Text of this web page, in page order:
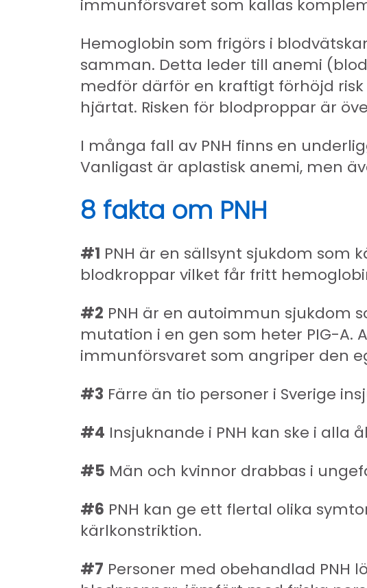
immunförsvaret som kallas
Hemoglobin som frigörs i
samman. Detta leder till anemi
medför därför en kraftigt förhöjd
hjärtat. Risken för blodproppar är
I många fall av PNH finns en
Vanligast är aplastisk anemi, men
8 fakta om PNH
#1 PNH är en sällsynt sjukdom
blodkroppar vilket får fritt
#2 PNH är en autoimmun sjukdom
mutation i en gen som heter PIG-
immunförsvaret som angriper den
#3 Färre än tio personer i Sverige
#4 Insjuknande i PNH kan ske i alla
#5 Män och kvinnor drabbas i
#6 PNH kan ge ett flertal olika
kärlkonstriktion.
#7 Personer med obehandlad PNH